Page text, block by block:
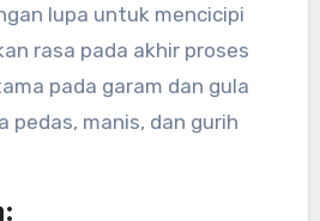
lupa untuk mencicipi
rasa pada akhir proses
pada garam dan gula
pedas, manis, dan gurih